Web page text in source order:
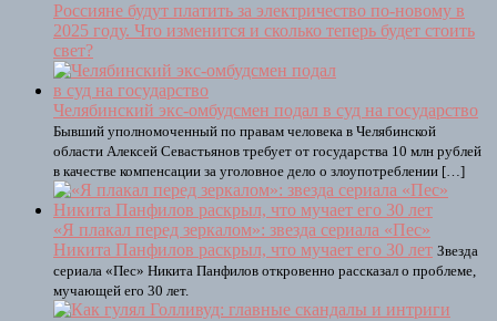
Россияне будут платить за электричество по-новому в
2025 году. Что изменится и сколько теперь будет стоить
свет?
Челябинский экс-омбудсмен подал в суд на государство
Бывший уполномоченный по правам человека в Челябинской
области Алексей Севастьянов требует от государства 10 млн рублей
в качестве компенсации за уголовное дело о злоупотреблении […]
«Я плакал перед зеркалом»: звезда сериала «Пес»
Никита Панфилов раскрыл, что мучает его 30 лет Звезда
сериала «Пес» Никита Панфилов откровенно рассказал о проблеме,
мучающей его 30 лет.